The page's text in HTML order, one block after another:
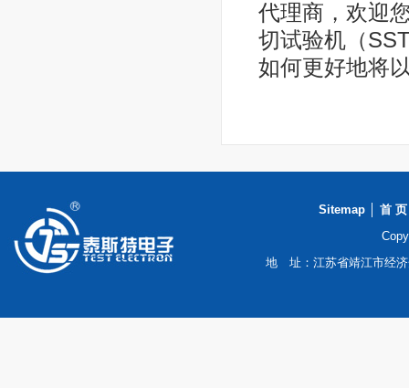
代理商，欢迎
切试验机（
如何更好地将
Sitemap 首 页
地 址：江苏省靖江市